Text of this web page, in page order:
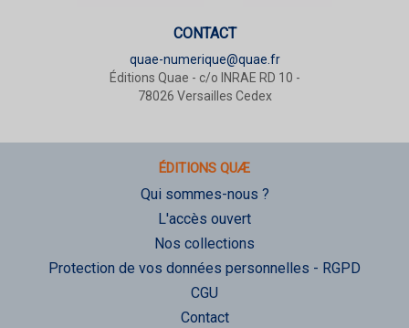
CONTACT
quae-numerique@quae.fr
Éditions Quae - c/o INRAE RD 10 -
78026 Versailles Cedex
ÉDITIONS QUÆ
Qui sommes-nous ?
L'accès ouvert
Nos collections
Protection de vos données personnelles - RGPD
CGU
Contact